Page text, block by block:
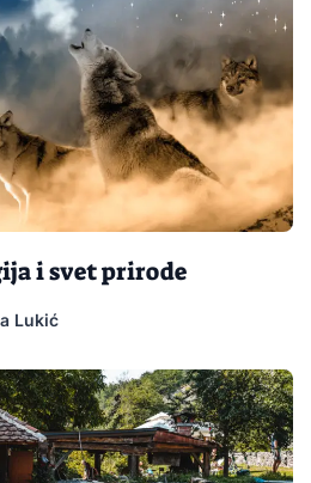
i svet prirode
Lukić